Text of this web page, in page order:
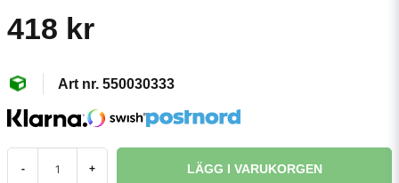
418 kr
550030333
- + LÄGG I VARUKORGEN